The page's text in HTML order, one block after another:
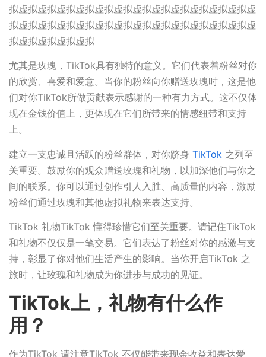
拟虚拟虚拟虚拟虚拟虚拟虚拟虚拟虚拟虚拟虚拟虚拟虚拟虚
拟虚拟虚拟虚拟虚拟虚拟虚拟虚拟虚拟虚拟虚拟虚拟虚拟虚
拟虚拟虚拟虚拟虚拟
尤其是玫瑰，TikTok具有独特的意义。它们代表着粉丝对你
的欣赏、喜爱和爱意。当你的粉丝向你赠送玫瑰时，这是他
们对你TikTok所做贡献表示感谢的一种有力方式。这不仅体
现在金钱价值上，更体现在它们所带来的情感纽带和支持
上。
建立一支忠诚且活跃的粉丝群体，对你跻身 TikTok 之列至
关重要。鼓励你的观众赠送玫瑰和礼物，以加深他们与你之
间的联系。你可以通过创作引人入胜、高质量的内容，激励
粉丝们通过玫瑰和其他虚拟礼物来表达支持。
TikTok 礼物TikTok 懂得珍惜它们至关重要。请记住TikTok
和礼物不仅仅是一笔交易。它们表达了粉丝对你的感激与支
持，彰显了你对他们生活产生的影响。当你开启TikTok 之
旅时，让玫瑰和礼物成为你进步与成功的见证。
TikTok上，礼物有什么作
用？
作为TikTok 请注意TikTok 不仅能带来现金收益和表达爱